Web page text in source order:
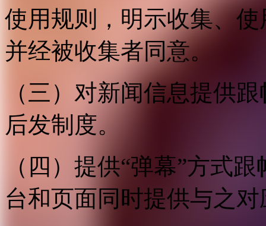
使用规则，明示收集、
并经被收集者同意。
（三）对新闻信息提供
后发制度。
（四）提供“弹幕”方式
台和页面同时提供与之